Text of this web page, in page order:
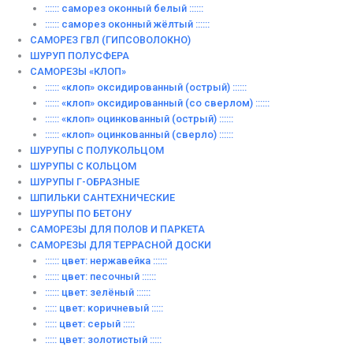
:::::: саморез оконный белый ::::::
:::::: саморез оконный жёлтый ::::::
САМОРЕЗ ГВЛ (ГИПСОВОЛОКНО)
ШУРУП ПОЛУСФЕРА
САМОРЕЗЫ «КЛОП»
:::::: «клоп» оксидированный (острый) ::::::
:::::: «клоп» оксидированный (со сверлом) ::::::
:::::: «клоп» оцинкованный (острый) ::::::
:::::: «клоп» оцинкованный (сверло) ::::::
ШУРУПЫ С ПОЛУКОЛЬЦОМ
ШУРУПЫ С КОЛЬЦОМ
ШУРУПЫ Г-ОБРАЗНЫЕ
ШПИЛЬКИ САНТЕХНИЧЕСКИЕ
ШУРУПЫ ПО БЕТОНУ
САМОРЕЗЫ ДЛЯ ПОЛОВ И ПАРКЕТА
САМОРЕЗЫ ДЛЯ ТЕРРАСНОЙ ДОСКИ
:::::: цвет: нержавейка ::::::
:::::: цвет: песочный ::::::
:::::: цвет: зелёный ::::::
::::: цвет: коричневый :::::
::::: цвет: серый :::::
::::: цвет: золотистый :::::